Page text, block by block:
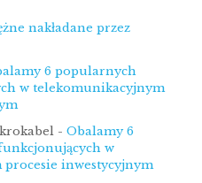
nakładane przez
6 popularnych
w telekomunikacyjnym
- Obalamy 6
w
inwestycyjnym